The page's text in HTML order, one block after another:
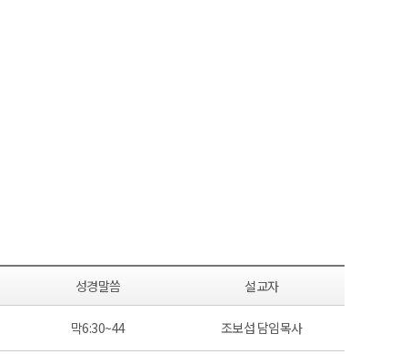
성경말씀 설교자
막6:30~44 조보섭 담임목사